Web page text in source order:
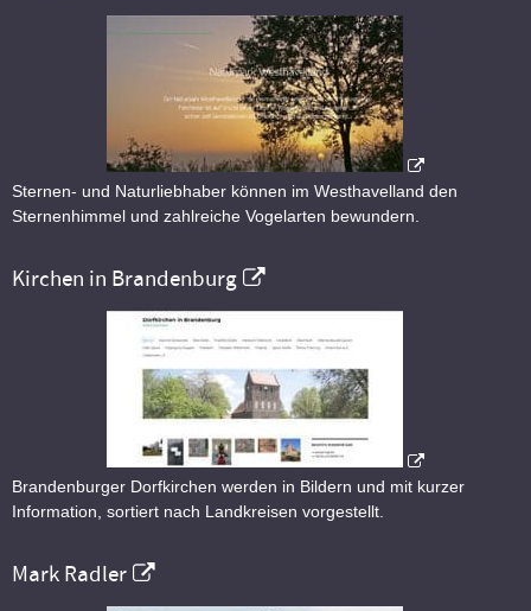
Sternen- und Naturliebhaber können im Westhavelland den
Sternenhimmel und zahlreiche Vogelarten bewundern.
Kirchen in Brandenburg
Brandenburger Dorfkirchen werden in Bildern und mit kurzer
Information, sortiert nach Landkreisen vorgestellt.
Mark Radler